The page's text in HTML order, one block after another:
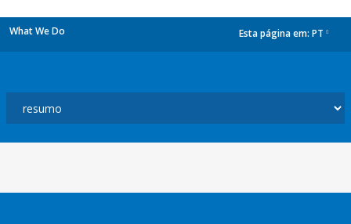
What We Do Esta página em: PT